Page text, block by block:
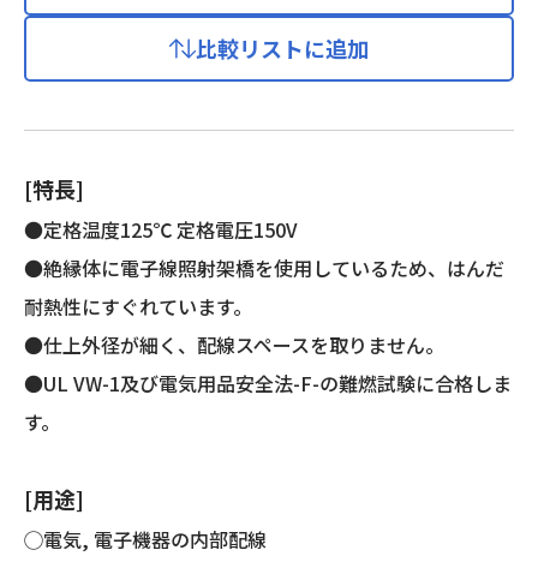
レ
絶
(KHD
製)
個
比較リストに追加
[特長]
●定格温度125℃ 定格電圧150V
●絶縁体に電子線照射架橋を使用しているため、はんだ
耐熱性にすぐれています。
●仕上外径が細く、配線スペースを取りません。
●UL VW-1及び電気用品安全法-F-の難燃試験に合格しま
す。
[用途]
◯電気, 電子機器の内部配線